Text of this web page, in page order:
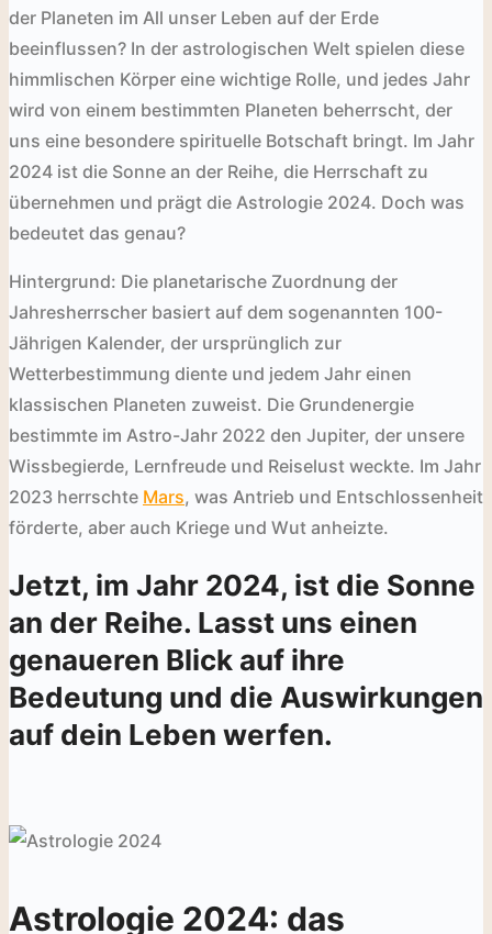
der Planeten im All unser Leben auf der Erde
beeinflussen? In der astrologischen Welt spielen diese
himmlischen Körper eine wichtige Rolle, und jedes Jahr
wird von einem bestimmten Planeten beherrscht, der
uns eine besondere spirituelle Botschaft bringt. Im Jahr
2024 ist die Sonne an der Reihe, die Herrschaft zu
übernehmen und prägt die Astrologie 2024. Doch was
bedeutet das genau?
Hintergrund: Die planetarische Zuordnung der
Jahresherrscher basiert auf dem sogenannten 100-
Jährigen Kalender, der ursprünglich zur
Wetterbestimmung diente und jedem Jahr einen
klassischen Planeten zuweist. Die Grundenergie
bestimmte im Astro-Jahr 2022 den Jupiter, der unsere
Wissbegierde, Lernfreude und Reiselust weckte. Im Jahr
2023 herrschte Mars, was Antrieb und Entschlossenheit
förderte, aber auch Kriege und Wut anheizte.
Jetzt, im Jahr 2024, ist die Sonne
an der Reihe. Lasst uns einen
genaueren Blick auf ihre
Bedeutung und die Auswirkungen
auf dein Leben werfen.
Astrologie 2024: das